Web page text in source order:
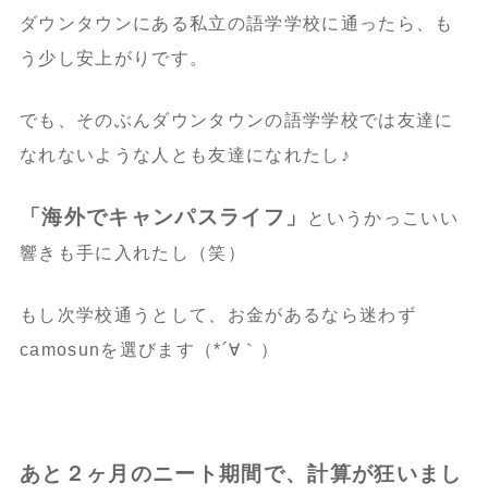
ダウンタウンにある私立の語学学校に通ったら、も
う少し安上がりです。
でも、そのぶんダウンタウンの語学学校では友達に
なれないような人とも友達になれたし♪
「海外でキャンパスライフ」
というかっこいい
響きも手に入れたし（笑）
もし次学校通うとして、お金があるなら迷わず
camosunを選びます（*´∀｀）
あと２ヶ月のニート期間で、計算が狂いまし